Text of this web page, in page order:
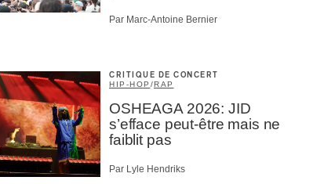
Par Marc-Antoine Bernier
CRITIQUE DE CONCERT
HIP-HOP /RAP
OSHEAGA 2026: JID
s’efface peut-être mais ne
faiblit pas
Par Lyle Hendriks